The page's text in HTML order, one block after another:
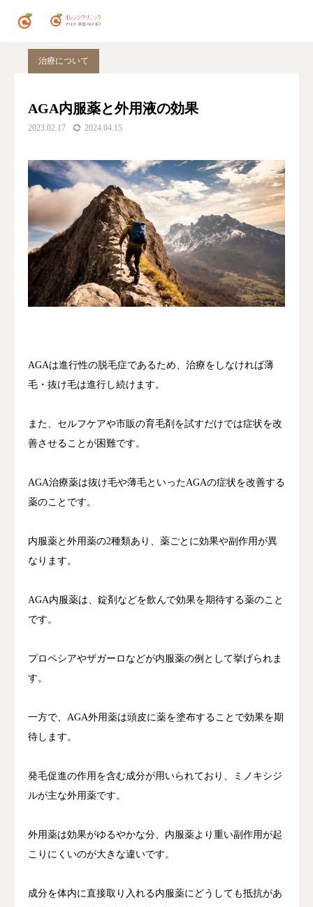
ブログ AGA
治療について
AGA内服薬と外用液の効果
2023.02.17 2024.04.15
AGAは進行性の脱毛症であるため、治療をしなければ薄
毛・抜け毛は進行し続けます。
また、セルフケアや市販の育毛剤を試すだけでは症状を改
善させることが困難です。
AGA治療薬は抜け毛や薄毛といったAGAの症状を改善する
薬のことです。
内服薬と外用薬の2種類あり、薬ごとに効果や副作用が異
なります。
AGA内服薬は、錠剤などを飲んで効果を期待する薬のこと
です。
プロペシアやザガーロなどが内服薬の例として挙げられま
す。
一方で、AGA外用薬は頭皮に薬を塗布することで効果を期
待します。
発毛促進の作用を含む成分が用いられており、ミノキシジ
ルが主な外用薬です。
外用薬は効果がゆるやかな分、内服薬より重い副作用が起
こりにくいのが大きな違いです。
成分を体内に直接取り入れる内服薬にどうしても抵抗があ